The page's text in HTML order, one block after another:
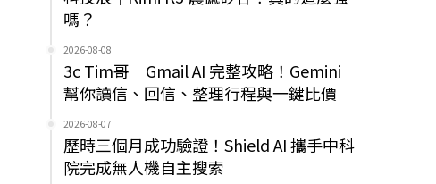
嗎？
2026-08-08
3c Tim哥｜Gmail AI 完整攻略！Gemini
幫你讀信、回信、整理行程與一鍵比價
2026-08-07
歷時三個月成功驗證！Shield AI 攜手中科
院完成無人機自主搜索